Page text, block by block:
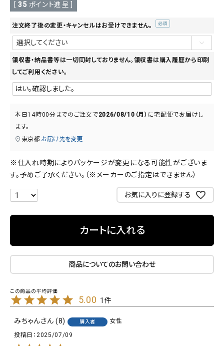
35 ポイント進呈 ]
注文終了後の変更・キャンセルはお受けできません。
領収書・納品書等は一切同封しておりません。領収書は購入履歴から印刷
してご利用ください。
本日 14時00分 までのご注文で2026/08/10（月） に宅配便でお届けし
ます。
東京都 お届け先を変更
※仕入れ時期によりパッケージが変更になる可能性がございま
す。予めご了承ください。（※メーカーのご指定はできません）
お気に入りに登録する
カートに入れる
商品についてのお問い合わせ
5.00 1
みちゃん 8 購入者
女性
投稿日
2025/07/09